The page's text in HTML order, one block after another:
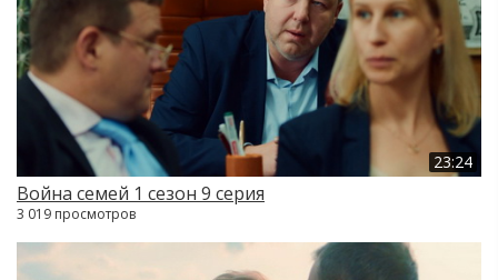
23:24
Война семей 1 сезон 9 серия
3 019 просмотров